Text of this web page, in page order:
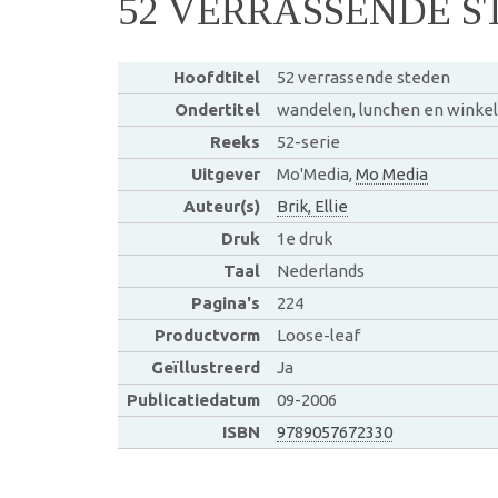
52 VERRASSENDE
Hoofdtitel
52 verrassende steden
Ondertitel
wandelen, lunchen en
Reeks
52-serie
Uitgever
Mo'Media, Mo Media
Auteur(s)
Brik, Ellie
Druk
1e druk
Taal
Nederlands
Pagina's
224
Productvorm
Loose-leaf
Geïllustreerd
Ja
Publicatiedatum
09-2006
ISBN
9789057672330